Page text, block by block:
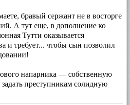
бравый сержант не в восторге
А тут еще, в дополнение ко
Тутти оказывается
и требует... чтобы сын позволил
напарника — собственную
преступникам солидную